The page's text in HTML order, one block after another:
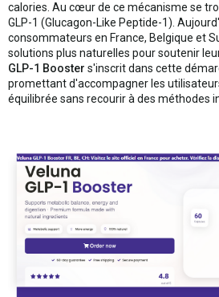
calories. Au cœur de ce mécanisme se
GLP-1 (Glucagon-Like Peptide-1).
consommateurs en France, Belgique et
solutions plus naturelles pour soutenir
GLP-1 Booster s'inscrit dans cette
promettant d'accompagner les
équilibrée sans recourir à des méthodes